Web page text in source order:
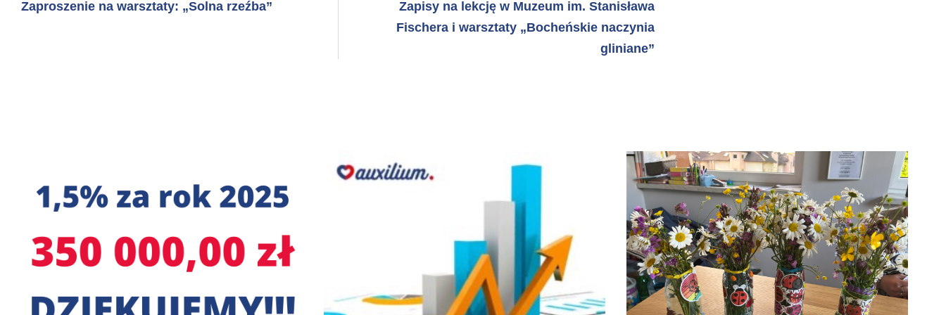
Zaproszenie na warsztaty: „Solna rzeźba”
Zapisy na lekcję w Muzeum im. Stanisława
Fischera i warsztaty „Bocheńskie naczynia
gliniane”